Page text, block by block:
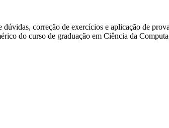
correção de exercícios e aplicação de
do curso de graduação em Ciência da